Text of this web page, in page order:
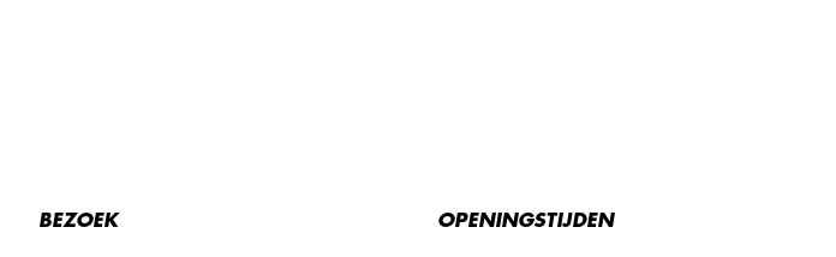
BEZOEK OPENINGSTIJDEN